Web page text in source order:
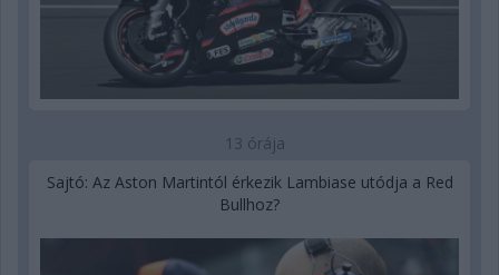
13 órája
Sajtó: Az Aston Martintól érkezik Lambiase utódja a Red
Bullhoz?